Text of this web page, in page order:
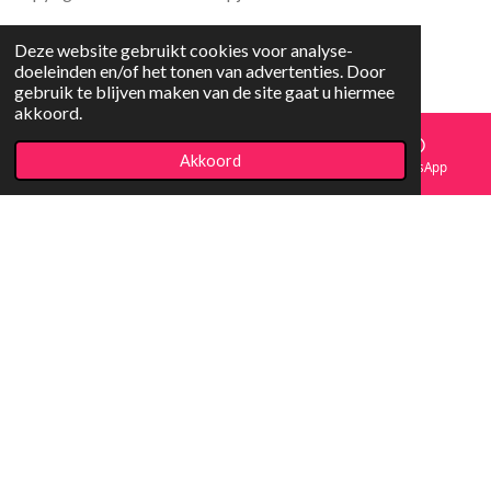
Deze website gebruikt cookies voor analyse-
doeleinden en/of het tonen van advertenties. Door
gebruik te blijven maken van de site gaat u hiermee
akkoord.
AkkoordFacebook WhatsApp